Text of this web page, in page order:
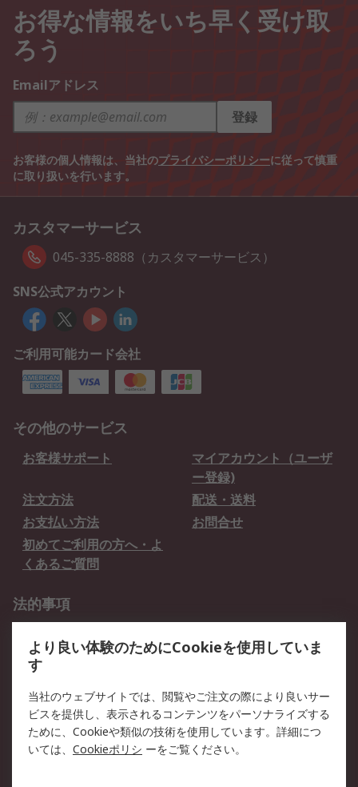
お得な情報をいち早く受け取
ろう
Emailアドレス
登録
お客様の個人情報は、当社のプライバシーポリシーに従って慎重
に取り扱いを行います。
カスタマーサービス
045-335-8888（カスタマーサービス）
SNS公式アカウント
ご利用可能カード会社
その他のサービス
お客様サポート
マイアカウント（ユーザ
ー登録)
注文方法
配送・送料
お支払い方法
お問合せ
初めてご利用の方へ・よ
くあるご質問
法的事項
クッキーポリシー
RSについて
会社概要
採用情報
プレスリリース＆お知ら
コーポレートサイト
より良い体験のためにCookieを使用していま
す
当社のウェブサイトでは、閲覧やご注文の際により良いサー
ビスを提供し、表示されるコンテンツをパーソナライズする
ために、Cookieや類似の技術を使用しています。詳細につ
いては、 Cookieポリシ ーをご覧ください。